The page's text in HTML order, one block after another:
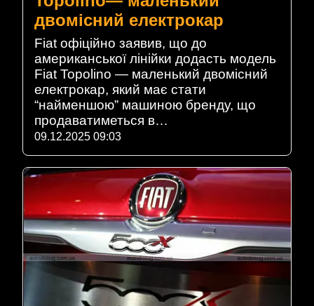
двомісний електрокар
Fiat офіційно заявив, що до
американської лінійки додасть модель
Fiat Topolino — маленький двомісний
електрокар, який має стати
“найменшою” машиною бренду, що
продаватиметься в…
09.12.2025 09:03